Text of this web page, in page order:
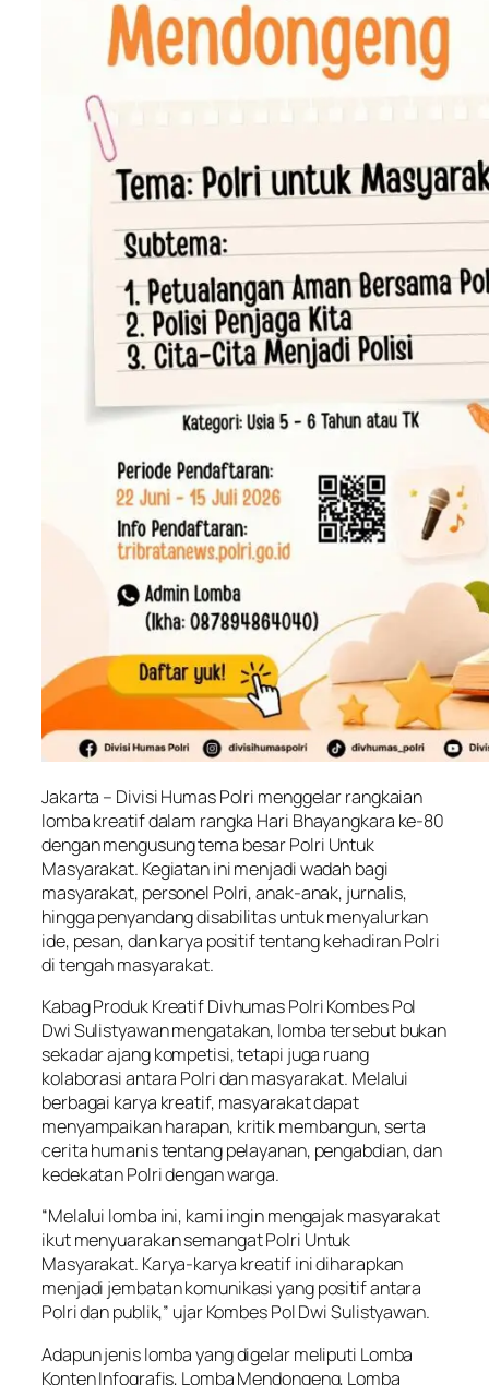
Jakarta – Divisi Humas Polri menggelar rangkaian
lomba kreatif dalam rangka Hari Bhayangkara ke-80
dengan mengusung tema besar Polri Untuk
Masyarakat. Kegiatan ini menjadi wadah bagi
masyarakat, personel Polri, anak-anak, jurnalis,
hingga penyandang disabilitas untuk menyalurkan
ide, pesan, dan karya positif tentang kehadiran Polri
di tengah masyarakat.
Kabag Produk Kreatif Divhumas Polri Kombes Pol
Dwi Sulistyawan mengatakan, lomba tersebut bukan
sekadar ajang kompetisi, tetapi juga ruang
kolaborasi antara Polri dan masyarakat. Melalui
berbagai karya kreatif, masyarakat dapat
menyampaikan harapan, kritik membangun, serta
cerita humanis tentang pelayanan, pengabdian, dan
kedekatan Polri dengan warga.
“Melalui lomba ini, kami ingin mengajak masyarakat
ikut menyuarakan semangat Polri Untuk
Masyarakat. Karya-karya kreatif ini diharapkan
menjadi jembatan komunikasi yang positif antara
Polri dan publik,” ujar Kombes Pol Dwi Sulistyawan.
Adapun jenis lomba yang digelar meliputi Lomba
Konten Infografis, Lomba Mendongeng, Lomba